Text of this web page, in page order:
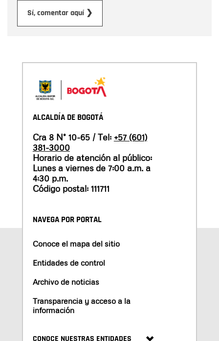
Sí, comentar aquí ❯
ALCALDÍA DE BOGOTÁ
Cra 8 N° 10-65 / Tel: +57 (601)
381-3000
Horario de atención al público:
Lunes a viernes de 7:00 a.m. a
4:30 p.m.
Código postal: 111711
NAVEGA POR PORTAL
Conoce el mapa del sitio
Entidades de control
Archivo de noticias
Transparencia y acceso a la
información